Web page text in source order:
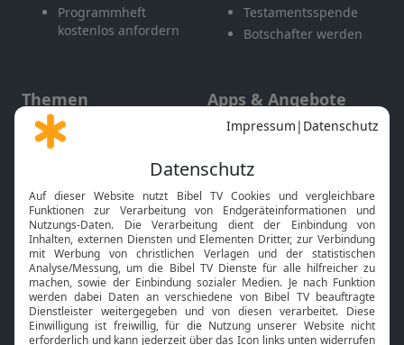
Programmheft
kostenlos anfordern
Testamentsspende
Botschafter werden
Themen
Gott und Bibel erklärt
Neuigkeiten
Apps & Angebote
Mobile App
Smart TV
HbbTV
Bibelthek Online-Bibel
Nächster Gottesdienst
Bibel TV Service